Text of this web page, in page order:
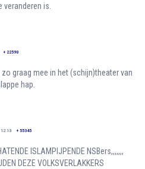
veranderen is.
+ 22590
graag mee in het (schijn)theater van
hap.
12:13 + 55345
ISLAMPIJPENDE NSBers,,,,,,,
DEZE VOLKSVERLAKKERS